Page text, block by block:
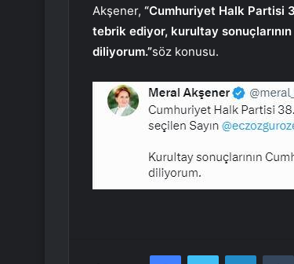
Akşener, “Cumhuriyet Halk Partisi
tebrik ediyor, kurultay sonuçlarının
diliyorum.”söz konusu.
FacebookTwitter LinkedIn